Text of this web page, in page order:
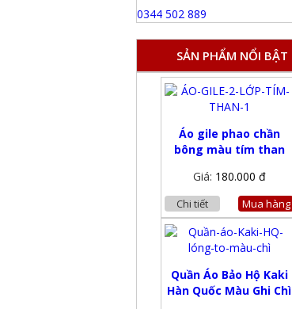
0344 502 889
SẢN PHẨM NỔI BẬT
Áo gile phao chần
bông màu tím than
Giá: 180.000 đ
Chi tiết Mua hàng
Quần Áo Bảo Hộ Kaki
Hàn Quốc Màu Ghi Chì